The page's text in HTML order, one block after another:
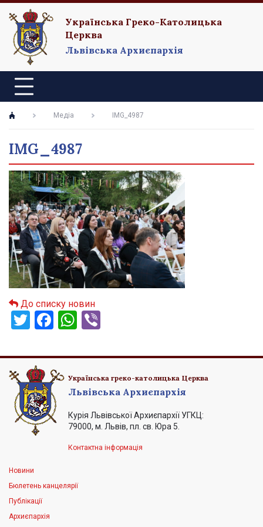
Українська Греко-Католицька
Церква
Львівська Архиєпархія
Медіа IMG_4987
IMG_4987
До списку новин
Twitter
Facebook
WhatsApp
Українська греко-католицька Церква
Львівська Архиєпархія
Курія Львівської Архиєпархії УГКЦ:
79000, м. Львів, пл. св. Юра 5.
Контактна інформація
Новини
Бюлетень канцелярії
Публікації
Архиєпархія